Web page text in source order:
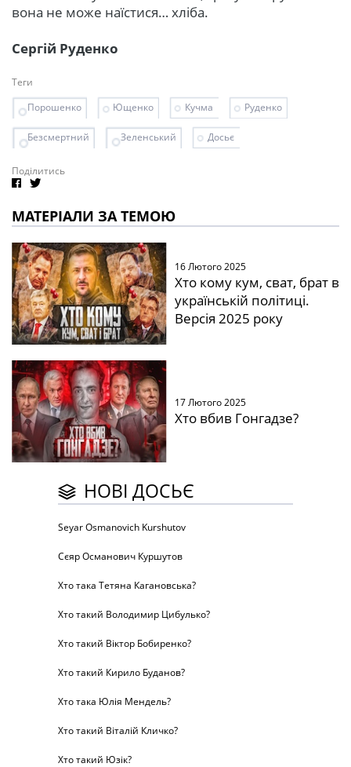
вона не може наїстися… хліба.
Сергій Руденко
Теги
Порошенко
Ющенко Кучма Руденко
Безсмертний Зеленський Досьє
Поділитись
МАТЕРІАЛИ ЗА ТЕМОЮ
16 Лютого 2025
Хто кому кум, сват, брат в
українській політиці.
Версія 2025 року
17 Лютого 2025
Хто вбив Гонгадзе?
НОВІ ДОСЬЄ
Seyar Osmanovich Kurshutov
Сєяр Османович Куршутов
Хто така Тетяна Кагановська?
Хто такий Володимир Цибулько?
Хто такий Віктор Бобиренко?
Хто такий Кирило Буданов?
Хто така Юлія Мендель?
Хто такий Віталій Кличко?
Хто такий Юзік?